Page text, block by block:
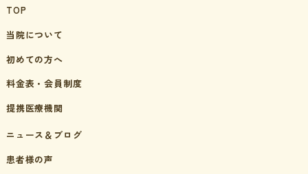
TOP
当院について
初めての方へ
料金表・会員制度
提携医療機関
ニュース＆ブログ
患者様の声